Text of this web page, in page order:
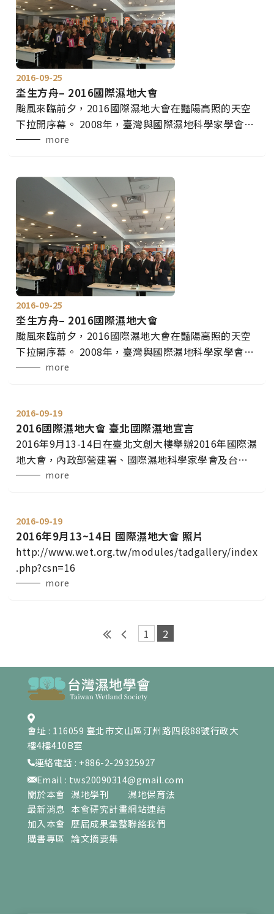
生、與產業共生的
2016-09-25
坔生方舟– 2016國際濕地大會
颱風來臨前夕，2016國際濕地大會在豔陽高照的天空
下拉開序幕。 2008年，臺灣與國際濕地科學家學會
SWS簽署了「亞洲濕地台北宣言」，及區域策略行動
心與近年來的復育成果，分別與國際濕地科學家學會
(SWS)將合作備忘錄更新為「2016-2022年濕地保育合
作備忘錄」，以及世界自然基金會
more
2016-09-25
坔生方舟– 2016國際濕地大會
颱風來臨前夕，2016國際濕地大會在豔陽高照的天空
下拉開序幕。 2008年，臺灣與國際濕地科學家學會
SWS簽署了「亞洲濕地台北宣言」，及區域策略行動
心與近年來的復育成果，分別與國際濕地科學家學會
(SWS)將合作備忘錄更新為「2016-2022年濕地保育合
作備忘錄」，以及世界自然基金會
more
2016-09-19
2016國際濕地大會 臺北國際濕地宣言
2016年9月13-14日在臺北文創大樓舉辦2016年國際濕
地大會，內政部營建署、國際濕地科學家學會及台灣
濕地學會及與會500位代表齊聚一堂，凝聚了各方共識
地保護的重要性。今年特別整合中央相關6大部會與地
方政府，共同推動合作平台，簽署內容除了持續推動
自然濕地、人工濕地，並希望推動濕地生態公園及濕
地環境教育
more
2016-09-19
2016年9月13~14日 國際濕地大會 照片
http://www.wet.org.tw/modules/tadgallery/index
.php?csn=16
more
1 2
會址 : 116059 臺北市文山區汀州路四段88號行政大
樓4樓410B室
連絡電話 : +886-2-29325927
Email : tws20090314@gmail.com
關於本會
最新消息
加入本會
購書專區
濕地學刊
本會研究計畫
歷屆成果彙整
論文摘要集
濕地保育法
網站連結
聯絡我們